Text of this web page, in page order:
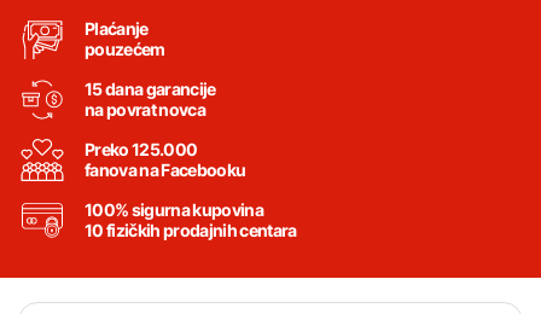
Plaćanje
pouzećem
15 dana garancije
na povrat novca
Preko 125.000
fanova na Facebooku
100% sigurna kupovina
10 fizičkih prodajnih centara